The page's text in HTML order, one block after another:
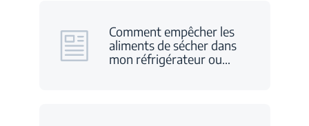
Comment empêcher les
aliments de sécher dans
mon réfrigérateur ou…